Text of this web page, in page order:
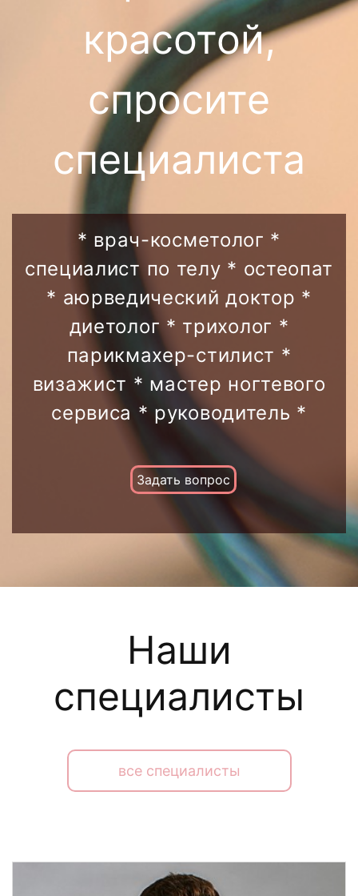
красотой,
спросите
специалиста
* врач-косметолог *
специалист по телу * остеопат
* аюрведический доктор *
диетолог * трихолог *
парикмахер-стилист *
визажист * мастер ногтевого
сервиса * руководитель *
Задать вопрос
Наши
специалисты
все специалисты